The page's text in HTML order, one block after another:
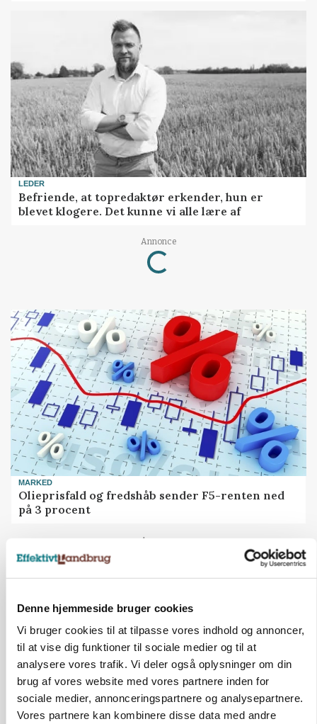
Denne hjemmeside bruger cookies
Vi bruger cookies til at tilpasse vores indhold og annoncer,
til at vise dig funktioner til sociale medier og til at
analysere vores trafik. Vi deler også oplysninger om din
brug af vores website med vores partnere inden for
sociale medier, annonceringspartnere og analysepartnere.
Vores partnere kan kombinere disse data med andre
LEDER
Befriende, at topredaktør erkender, hun er
blevet klogere. Det kunne vi alle lære af
Annonce
Loading...
MARKED
Olieprisfald og fredshåb sender F5-renten ned
på 3 procent
Annonce